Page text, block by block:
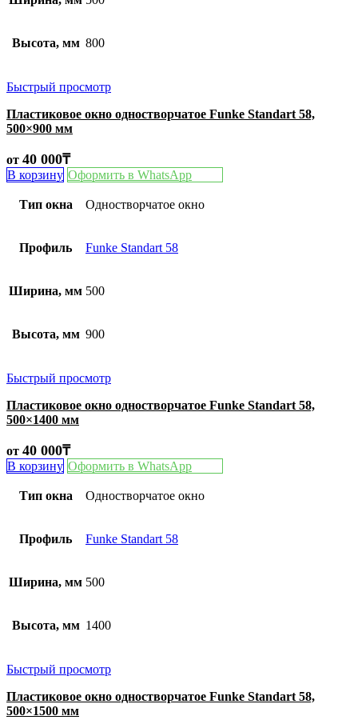
Высота, мм 800
Быстрый просмотр
Пластиковое окно одностворчатое Funke Standart 58,
500×900 мм
от 40 000₸
В корзину Оформить в WhatsApp
Тип окна Одностворчатое окно
Профиль Funke Standart 58
Ширина, мм 500
Высота, мм 900
Быстрый просмотр
Пластиковое окно одностворчатое Funke Standart 58,
500×1400 мм
от 40 000₸
В корзину Оформить в WhatsApp
Тип окна Одностворчатое окно
Профиль Funke Standart 58
Ширина, мм 500
Высота, мм 1400
Быстрый просмотр
Пластиковое окно одностворчатое Funke Standart 58,
500×1500 мм